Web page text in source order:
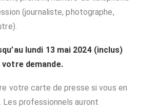
(journaliste, photographe,
lundi 13 mai 2024 (inclus)
demande.
votre carte de presse si vous en
Les professionnels auront